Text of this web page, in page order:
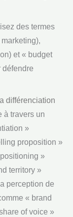
des termes
et « budget
défendre
différenciation
à travers un
»
proposition »
»
territory »
perception de
« brand
of voice »